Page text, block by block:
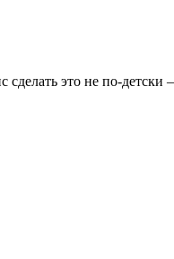
сделать это не по-